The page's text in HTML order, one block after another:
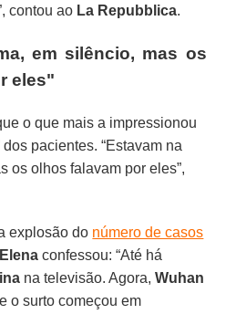
contou ao La Repubblica.
em silêncio, mas os
eles"
o que mais a impressionou
dos pacientes. “Estavam na
os olhos falavam por eles”,
explosão do número de casos
Elena confessou: “Até há
na televisão. Agora,Wuhan
o surto começou em